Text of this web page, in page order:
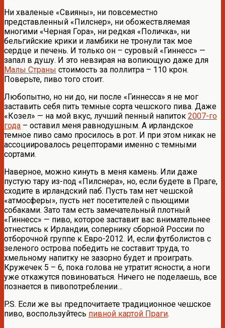
Ни хваленые «Свияны», ни повсеместно
представленный «Пилснер», ни обожествляемая
многими «Черная Гора», ни редкая «Поличка», ни
бельгийские крики и ламбики не тронули так мое
сердце и печень. И только он – суровый «Гиннесс» —
запал в душу. И это невзирая на вопиющую даже для
Малы Страны стоимость за поллитра – 110 крон.
Поверьте, пиво того стоит.
Любопытно, но ни до, ни после «Гиннесса» я не мог
заставить себя пить темные сорта чешского пива. Даже
«Козел» — на мой вкус, лучший пенный напиток 2007-го
года – оставил меня равнодушным. А ирландское
темное пиво само просилось в рот. И при этом никак не
ассоциировалось рецепторами именно с темными
сортами.
Наверное, можно кинуть в меня камень. Или даже
пустую тару из-под «Пилснера», но, если будете в Праге,
сходите в ирландский паб. Пусть там нет чешской
«атмосферы», пусть нет посетителей с пьющими
собаками. Зато там есть замечательный плотный
«Гиннесс» — пиво, которое заставит вас внимательнее
отнестись к Ирландии, сопернику сборной России по
отборочной группе к Евро-2012. И, если футболистов с
зеленого острова победить не составит труда, то
хмельному напитку не зазорно будет и проиграть.
Кружечек 5 – 6, пока голова не утратит ясности, а ноги
уже откажутся повиноваться. Ничего не поделаешь, все
познается в пивопотреблении…
P.S. Если же вы предпочитаете традиционное чешское
пиво, воспользуйтесь пивной картой Праги.